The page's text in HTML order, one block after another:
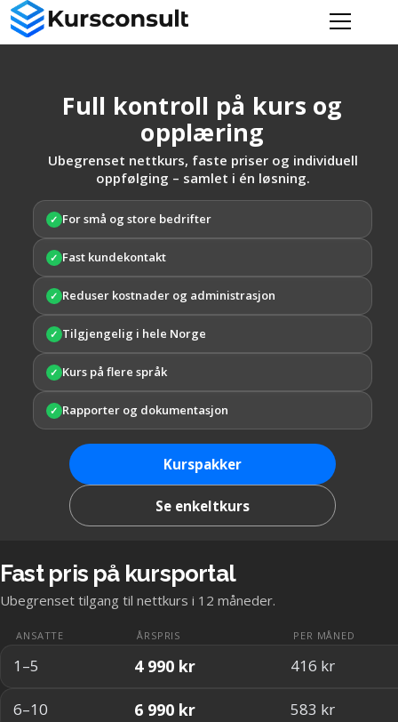
Full kontroll på kurs og
opplæring
Ubegrenset nettkurs, faste priser og individuell
oppfølging – samlet i én løsning.
✓ For små og store bedrifter
✓ Fast kundekontakt
✓ Reduser kostnader og administrasjon
✓ Tilgjengelig i hele Norge
✓ Kurs på flere språk
✓ Rapporter og dokumentasjon
Kurspakker
Se enkeltkurs
Fast pris på kursportal
Ubegrenset tilgang til nettkurs i 12 måneder.
ANSATTE ÅRSPRIS PER MÅNED
1–5 4 990 kr 416 kr
6–10 6 990 kr 583 kr